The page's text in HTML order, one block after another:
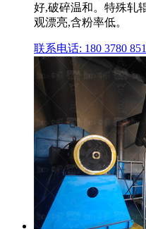
好,破碎温和。特殊轧
观漂亮,含粉率低。
联系电话: 180 3780